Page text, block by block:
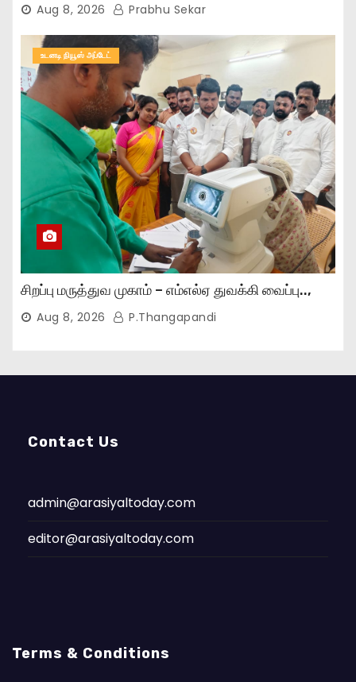
Aug 8, 2026 Prabhu Sekar
உடனடி நியூஸ் அப்டேட்
சிறப்பு மருத்துவ முகாம் – எம்எல்ஏ துவக்கி வைப்பு..,
Aug 8, 2026 P.Thangapandi
Contact Us
admin@arasiyaltoday.com
editor@arasiyaltoday.com
Terms & Conditions